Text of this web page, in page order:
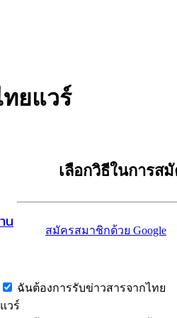
ยแวร์
น
เลือกวิธีในการส
สมัครสมาชิกด้วย Google
ฉันต้องการรับข่าวสารจากไทย
แวร์